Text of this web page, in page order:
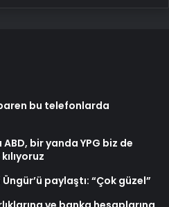
bu telefonlarda
bir yanda YPG biz de
paylaştı: “Çok güzel”